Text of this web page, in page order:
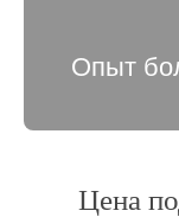
Опыт
Цена